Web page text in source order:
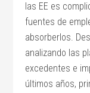
las EE es
fuentes de
absorberlos.
analizando las
excedentes e
últimos años,